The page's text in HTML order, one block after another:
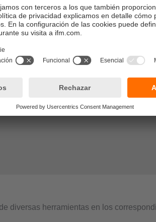
y herramientas. Los tiempos de
pueden ser así registrados y
diversas herramientas en los